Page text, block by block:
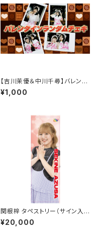
【吉川茉優＆中川千尋】バレンタ
インランダムチェキ（当たりはサ
イン入り）
¥1,000
関根梓 タペストリー（サイン入
り）
¥20,000